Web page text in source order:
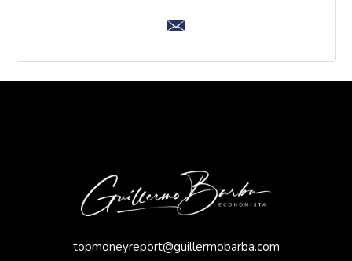
topmoneyreport@guillermobarba.com